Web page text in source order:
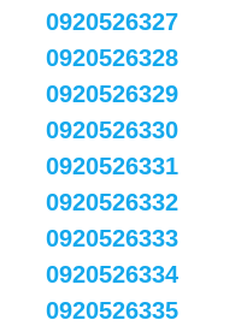
0920526327
0920526328
0920526329
0920526330
0920526331
0920526332
0920526333
0920526334
0920526335